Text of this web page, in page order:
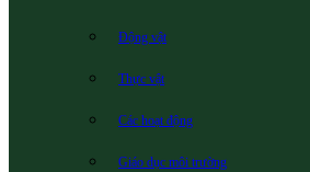
Động vật
Thực vật
Các hoạt động
Giáo dục môi trường